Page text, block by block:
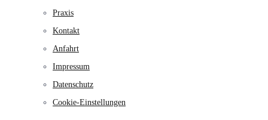
Praxis
Kontakt
Anfahrt
Impressum
Datenschutz
Cookie-Einstellungen